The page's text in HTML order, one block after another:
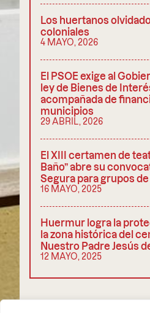
COMPARTIR
Los huertanos
coloniales
4 MAYO, 2026
El PSOE exige al
ley de Bienes de
acompañada de
municipios
29 ABRIL, 2026
El XIII certamen de
Baño” abre su
Segura para grupos
16 MAYO, 2025
Huermur logra la
la zona histórica del
Nuestro Padre Jesús
12 MAYO, 2025